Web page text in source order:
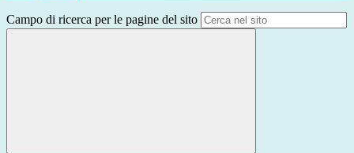
Campo di ricerca per le pagine del sito